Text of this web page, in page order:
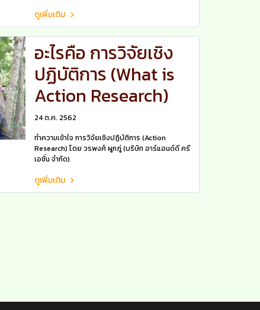
ดูเพิ่มเติม
อะไรคือ การวิจัยเชิง
ปฏิบัติการ (What is
Action Research)
24 ต.ค. 2562
ทำความเข้าใจ การวิจัยเชิงปฏิบัติการ (Action
Research) โดย วรพงศ์ ผูกภู่ (บริษัท อาร์แอนด์ดี ครี
เอชั่น จำกัด)
ดูเพิ่มเติม